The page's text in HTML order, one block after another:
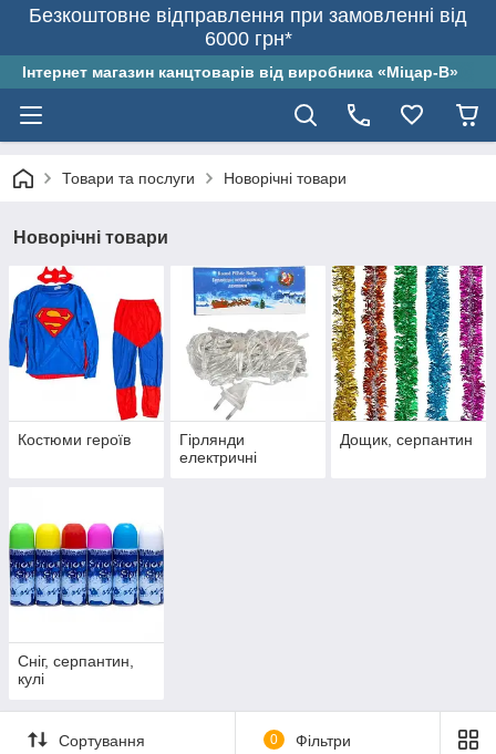
Безкоштовне відправлення при замовленні від
6000 грн*
Інтернет магазин канцтоварів від виробника «Міцар-В»
Товари та послуги Новорічні товари
Новорічні товари
Костюми героїв
Гірлянди
електричні
Дощик, серпантин
Сніг, серпантин,
кулі
Сортування 0 Фільтри